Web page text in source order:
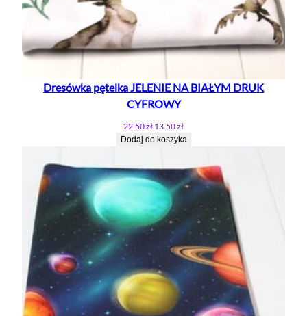
Dresówka pętelka JELENIE NA BIAŁYM DRUK
CYFROWY
22.50zł Pierwotna
cena
13.50złAktualna
cena
13.50 zł.
Dodaj do koszyka